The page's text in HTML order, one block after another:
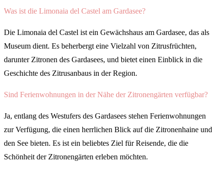
Was ist die Limonaia del Castel am Gardasee?
Die Limonaia del Castel ist ein Gewächshaus am Gardasee, das als
Museum dient. Es beherbergt eine Vielzahl von Zitrusfrüchten,
darunter Zitronen des Gardasees, und bietet einen Einblick in die
Geschichte des Zitrusanbaus in der Region.
Sind Ferienwohnungen in der Nähe der Zitronengärten verfügbar?
Ja, entlang des Westufers des Gardasees stehen Ferienwohnungen
zur Verfügung, die einen herrlichen Blick auf die Zitronenhaine und
den See bieten. Es ist ein beliebtes Ziel für Reisende, die die
Schönheit der Zitronengärten erleben möchten.